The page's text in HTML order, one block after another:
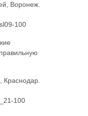
Воронеж.
Краснодар.